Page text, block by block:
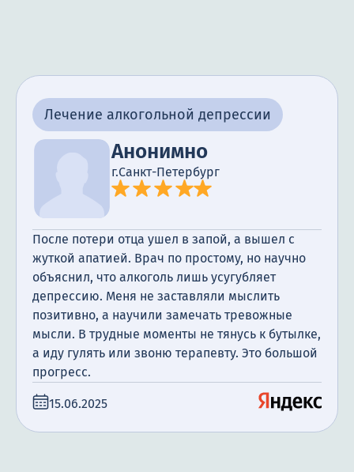
Лечение алкогольной депрессии
Анонимно
г.Санкт-Петербург
После потери отца ушел в запой, а вышел с
жуткой апатией. Врач по простому, но научно
объяснил, что алкоголь лишь усугубляет
депрессию. Меня не заставляли мыслить
позитивно, а научили замечать тревожные
мысли. В трудные моменты не тянусь к бутылке,
а иду гулять или звоню терапевту. Это большой
прогресс.
15.06.2025